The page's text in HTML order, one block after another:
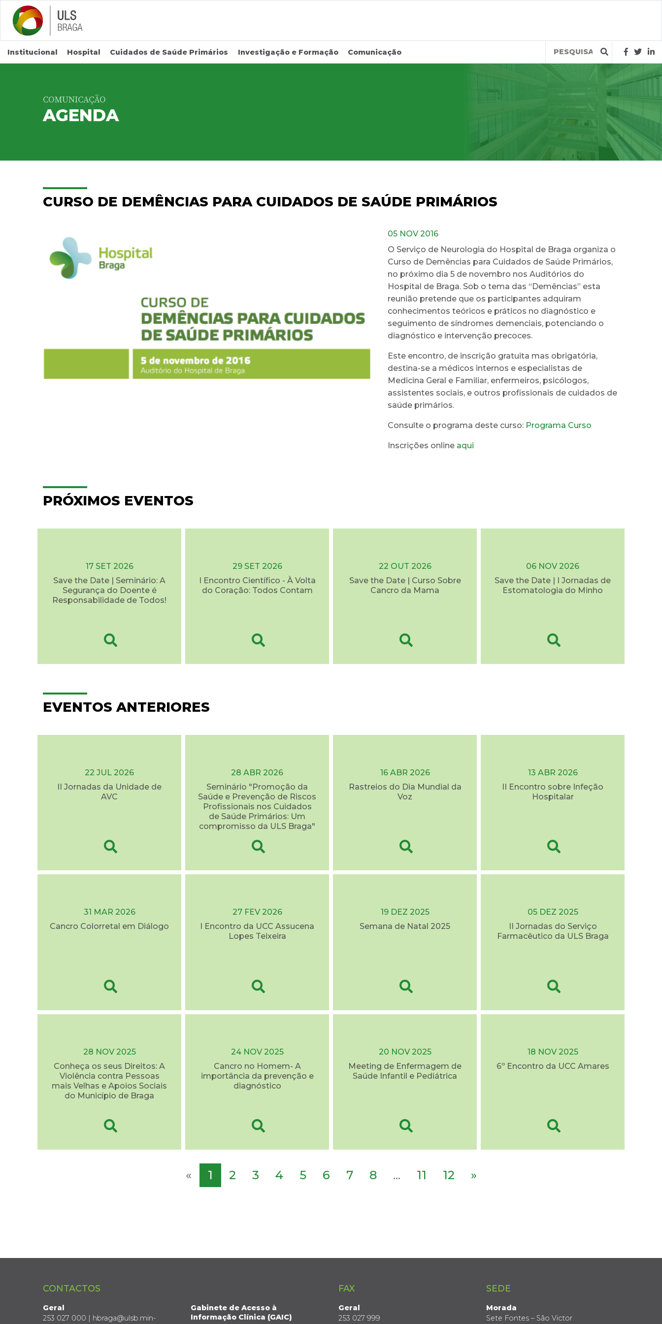
Saltar para conteúdo principal
Institucional Hospital Cuidados de Saúde Primários Investigação e Formação Comunicação
Query
COMUNICAÇÃO
AGENDA
CURSO DE DEMÊNCIAS PARA CUIDADOS DE SAÚDE PRIMÁRIOS
05 NOV 2016
O Serviço de Neurologia do Hospital de Braga organiza o
Curso de Demências para Cuidados de Saúde Primários,
no próximo dia 5 de novembro nos Auditórios do
Hospital de Braga. Sob o tema das “Demências” esta
reunião pretende que os participantes adquiram
conhecimentos teóricos e práticos no diagnóstico e
seguimento de síndromes demenciais, potenciando o
diagnóstico e intervenção precoces.
Este encontro, de inscrição gratuita mas obrigatória,
destina-se a médicos internos e especialistas de
Medicina Geral e Familiar, enfermeiros, psicólogos,
assistentes sociais, e outros profissionais de cuidados de
saúde primários.
Consulte o programa deste curso: Programa Curso
Inscrições online aqui
PRÓXIMOS EVENTOS
17 SET 2026
Save the Date | Seminário: A
Segurança do Doente é
Responsabilidade de Todos!
29 SET 2026
I Encontro Científico - À Volta
do Coração: Todos Contam
22 OUT 2026
Save the Date | Curso Sobre
Cancro da Mama
06 NOV 2026
Save the Date | I Jornadas de
Estomatologia do Minho
EVENTOS ANTERIORES
22 JUL 2026
II Jornadas da Unidade de
AVC
28 ABR 2026
Seminário "Promoção da
Saúde e Prevenção de Riscos
Profissionais nos Cuidados
de Saúde Primários: Um
compromisso da ULS Braga"
16 ABR 2026
Rastreios do Dia Mundial da
Voz
13 ABR 2026
II Encontro sobre Infeção
Hospitalar
31 MAR 2026
Cancro Colorretal em Diálogo
27 FEV 2026
I Encontro da UCC Assucena
Lopes Teixeira
19 DEZ 2025
Semana de Natal 2025
05 DEZ 2025
II Jornadas do Serviço
Farmacêutico da ULS Braga
28 NOV 2025
Conheça os seus Direitos: A
Violência contra Pessoas
mais Velhas e Apoios Sociais
do Município de Braga
24 NOV 2025
Cancro no Homem- A
importância da prevenção e
diagnóstico
20 NOV 2025
Meeting de Enfermagem de
Saúde Infantil e Pediátrica
18 NOV 2025
6º Encontro da UCC Amares
« 1 2 3 4 5 6 7 8 ... 11 12 »
CONTACTOS
Geral
253 027 000 | hbraga@ulsb.min-
Gabinete de Acesso à
Informação Clínica (GAIC)
FAX
Geral
253 027 999
SEDE
Morada
Sete Fontes – São Victor